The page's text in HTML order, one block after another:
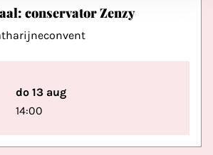
conservator Zenzy
do 13 aug
14:00